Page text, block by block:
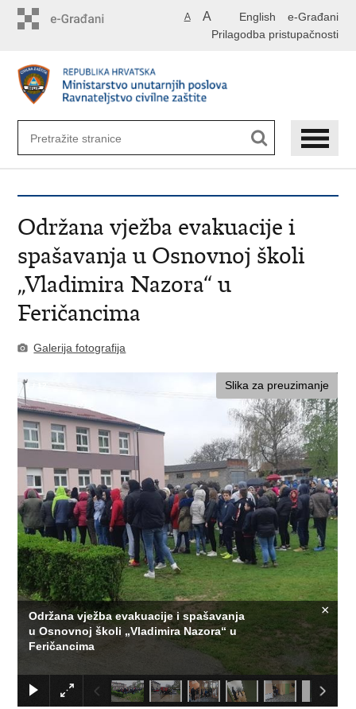
English e-Građani
A A
Prilagodba pristupačnosti
Održana vježba evakuacije i
spašavanja u Osnovnoj školi
„Vladimira Nazora“ u
Feričancima
Galerija fotografija
Održana vježba evakuacije i spašavanja
u Osnovnoj školi „Vladimira Nazora“ u
Feričancima
×
Slika za preuzimanje
1